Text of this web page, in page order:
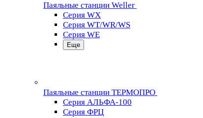
Паяльные станции Weller
Серия WX
Серия WT/WR/WS
Серия WE
Еще
Паяльные станции ТЕРМОПРО
Серия АЛЬФА-100
Серия ФРЦ